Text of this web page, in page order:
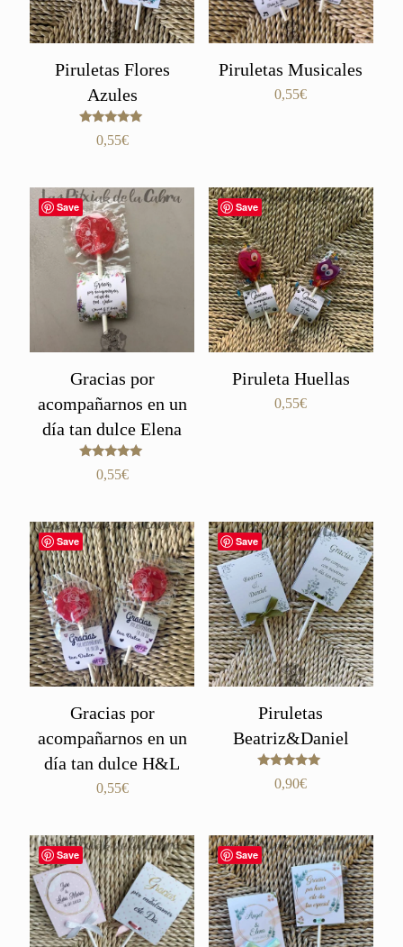
Piruletas Flores
Azules
Valorado
con
0,55€
Piruletas Musicales
0,55€
Save
Gracias por
acompañarnos en un
día tan dulce Elena
Valorado
con
0,55€
Save
Piruleta Huellas
0,55€
Save
Gracias por
acompañarnos en un
día tan dulce H&L
0,55€
Save
Piruletas
Beatriz&Daniel
Valorado
con
0,90€
Save Save